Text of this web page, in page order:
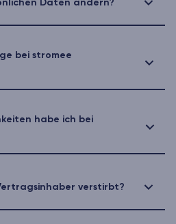
Daten ändern?
bei stromee
habe ich bei
verstirbt?